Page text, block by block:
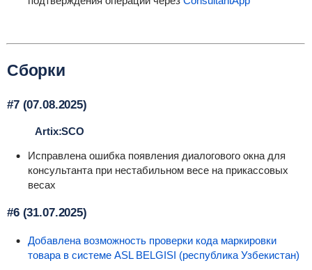
Сборки
#7 (07.08.2025)
Artix:SCO
Исправлена ошибка появления диалогового окна для
консультанта при нестабильном весе на прикассовых
веcах
#6 (31.07.2025)
Добавлена возможность проверки кода маркировки
товара в системе ASL BELGISI (республика Узбекистан)